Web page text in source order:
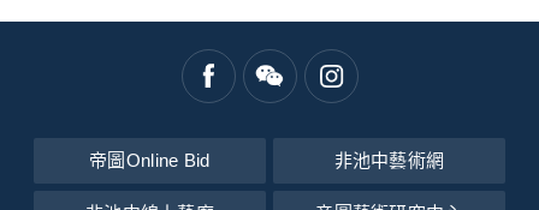
帝圖Online Bid 非池中藝術網